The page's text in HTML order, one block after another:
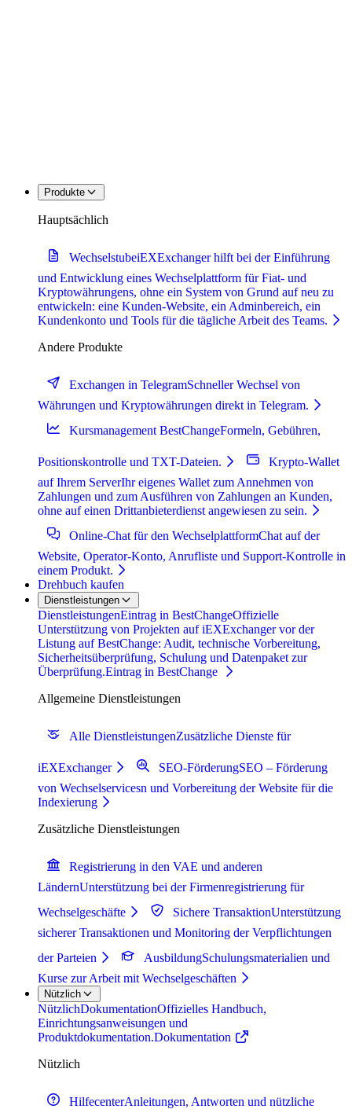
Produkte
Hauptsächlich
WechselstubeiEXExchanger hilft bei der Einführung
und Entwicklung eines Wechselplattform für Fiat- und
Kryptowährungens, ohne ein System von Grund auf neu zu
entwickeln: eine Kunden-Website, ein Adminbereich, ein
Kundenkonto und Tools für die tägliche Arbeit des Teams.
Andere Produkte
Exchangen in TelegramSchneller Wechsel von
Währungen und Kryptowährungen direkt in Telegram.
Kursmanagement BestChangeFormeln, Gebühren,
Positionskontrolle und TXT-Dateien.
Krypto-Wallet
auf Ihrem ServerIhr eigenes Wallet zum Annehmen von
Zahlungen und zum Ausführen von Zahlungen an Kunden,
ohne auf einen Drittanbieterdienst angewiesen zu sein.
Online-Chat für den WechselplattformChat auf der
Website, Operator-Konto, Anrufliste und Support-Kontrolle in
einem Produkt.
Drehbuch kaufen
Dienstleistungen
DienstleistungenEintrag in BestChangeOffizielle
Unterstützung von Projekten auf iEXExchanger vor der
Listung auf BestChange: Audit, technische Vorbereitung,
Sicherheitsüberprüfung, Schulung und Datenpaket zur
Überprüfung.Eintrag in BestChange
Allgemeine Dienstleistungen
Alle DienstleistungenZusätzliche Dienste für
iEXExchanger SEO-FörderungSEO – Förderung
von Wechselservicesn und Vorbereitung der Website für die
Indexierung
Zusätzliche Dienstleistungen
Registrierung in den VAE und anderen
LändernUnterstützung bei der Firmenregistrierung für
Wechselgeschäfte
Sichere TransaktionUnterstützung
sicherer Transaktionen und Monitoring der Verpflichtungen
der Parteien
AusbildungSchulungsmaterialien und
Kurse zur Arbeit mit Wechselgeschäften
Nützlich
NützlichDokumentationOffizielles Handbuch,
Einrichtungsanweisungen und
Produktdokumentation.Dokumentation
Nützlich
HilfecenterAnleitungen, Antworten und nützliche